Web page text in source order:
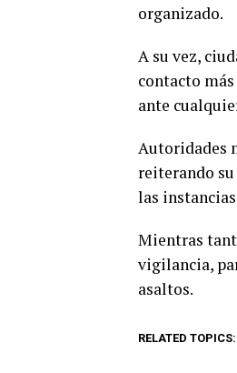
organizado.
A su vez,
contacto
ante
Autoridades
reiterando
las
Mientras
vigilancia,
asaltos.
RELATED TOPICS: